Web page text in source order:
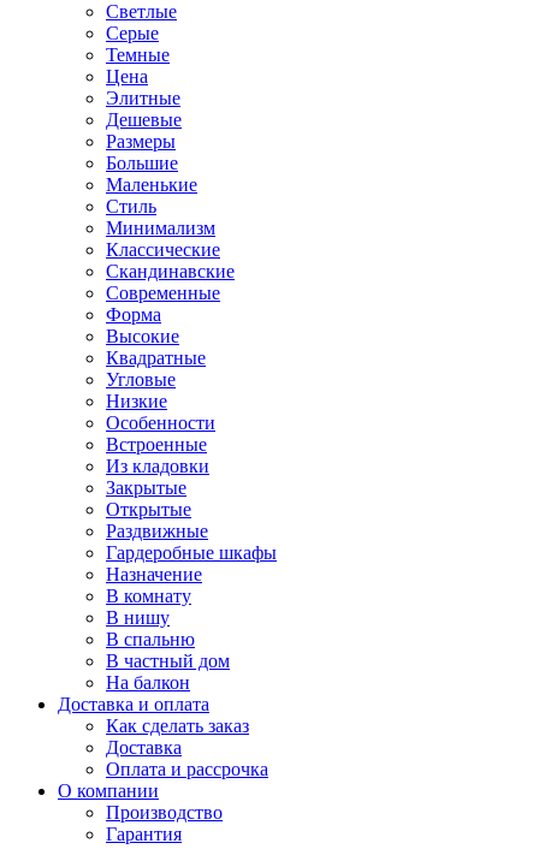
Светлые
Серые
Темные
Цена
Элитные
Дешевые
Размеры
Большие
Маленькие
Стиль
Минимализм
Классические
Скандинавские
Современные
Форма
Высокие
Квадратные
Угловые
Низкие
Особенности
Встроенные
Из кладовки
Закрытые
Открытые
Раздвижные
Гардеробные шкафы
Назначение
В комнату
В нишу
В спальню
В частный дом
На балкон
Доставка и оплата
Как сделать заказ
Доставка
Оплата и рассрочка
О компании
Производство
Гарантия